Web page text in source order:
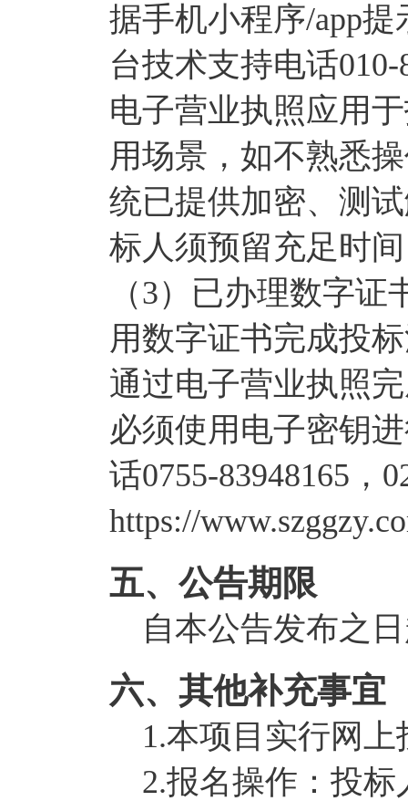
据手机小程序/app
台技术支持电话010-
电子营业执照应用
用场景，如不熟悉
统已提供加密、测
标人须预留充足时
（3）已办理数字
用数字证书完成投
通过电子营业执照
必须使用电子密钥
话0755-83948165，
https://
五、公告期限
自本公告发布之
六、其他补充事宜
1.本项目实行网上
2.报名操作：投标